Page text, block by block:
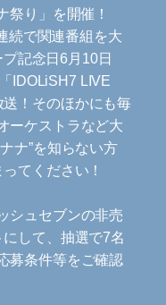
祭り」を開催！
続で関連番組を大
記念日6月10日
IDOLiSH7 LIVE
送！そのほかにも毎
ーケストラなど大
ナ”を知らない方
てください！
シュセブンの非売
して、抽選で7名
募条件等をご確認